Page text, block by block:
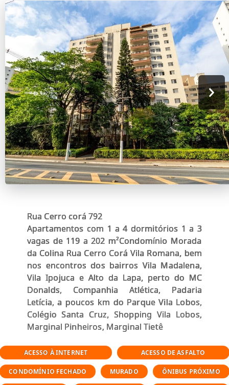
Rua Cerro corá 792
Apartamentos com 1 a 4 dormitórios 1 a 3
vagas de 119 a 202 m²Condomínio Morada
da Colina Rua Cerro Corá Vila Romana, bem
nos encontros dos bairros Vila Madalena,
Vila Ipojuca e Alto da Lapa, perto do MC
Donalds, Companhia Atlética, Padaria
Letícia, a poucos km do Parque Vila Lobos,
Colégio Santa Cruz, Shopping Vila Lobos,
Marginal Pinheiros, Marginal Tietê
ACESSO À INTERNET ACESSO DE ASFALTO
CONDOMÍNIO FECHADO MURADO ÔNIBUS PRÓXIMO